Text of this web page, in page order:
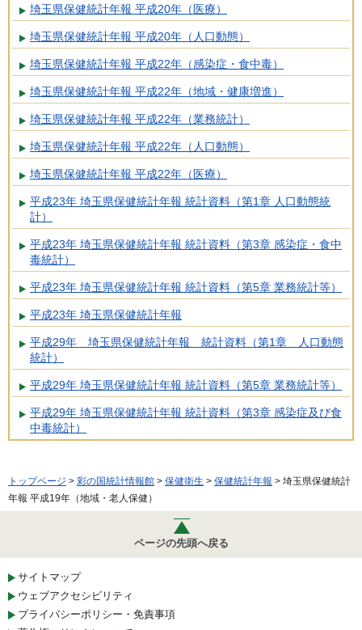
埼玉県保健統計年報 平成20年（医療）
埼玉県保健統計年報 平成20年（人口動態）
埼玉県保健統計年報 平成22年（感染症・食中毒）
埼玉県保健統計年報 平成22年（地域・健康増進）
埼玉県保健統計年報 平成22年（業務統計）
埼玉県保健統計年報 平成22年（人口動態）
埼玉県保健統計年報 平成22年（医療）
平成23年 埼玉県保健統計年報 統計資料（第1章 人口動態統
計）
平成23年 埼玉県保健統計年報 統計資料（第3章 感染症・食中
毒統計）
平成23年 埼玉県保健統計年報 統計資料（第5章 業務統計等）
平成23年 埼玉県保健統計年報
平成29年 埼玉県保健統計年報 統計資料（第1章 人口動態
統計）
平成29年 埼玉県保健統計年報 統計資料（第5章 業務統計等）
平成29年 埼玉県保健統計年報 統計資料（第3章 感染症及び食
中毒統計）
トップページ > 彩の国統計情報館 > 保健衛生 > 保健統計年報 > 埼玉県保健統計
年報 平成19年（地域・老人保健）
ページの先頭へ戻る
サイトマップ
ウェブアクセシビリティ
プライバシーポリシー・免責事項